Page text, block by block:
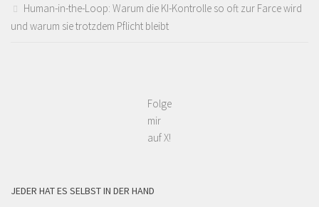
Human-in-the-Loop: Warum die KI-Kontrolle so oft zur Farce wird
und warum sie trotzdem Pflicht bleibt
Folge
mir
auf X!
JEDER HAT ES SELBST IN DER HAND